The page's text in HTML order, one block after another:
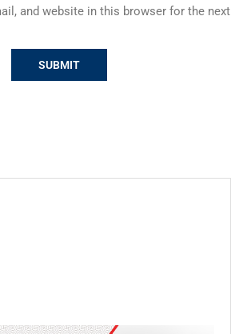
and website in this browser for the next